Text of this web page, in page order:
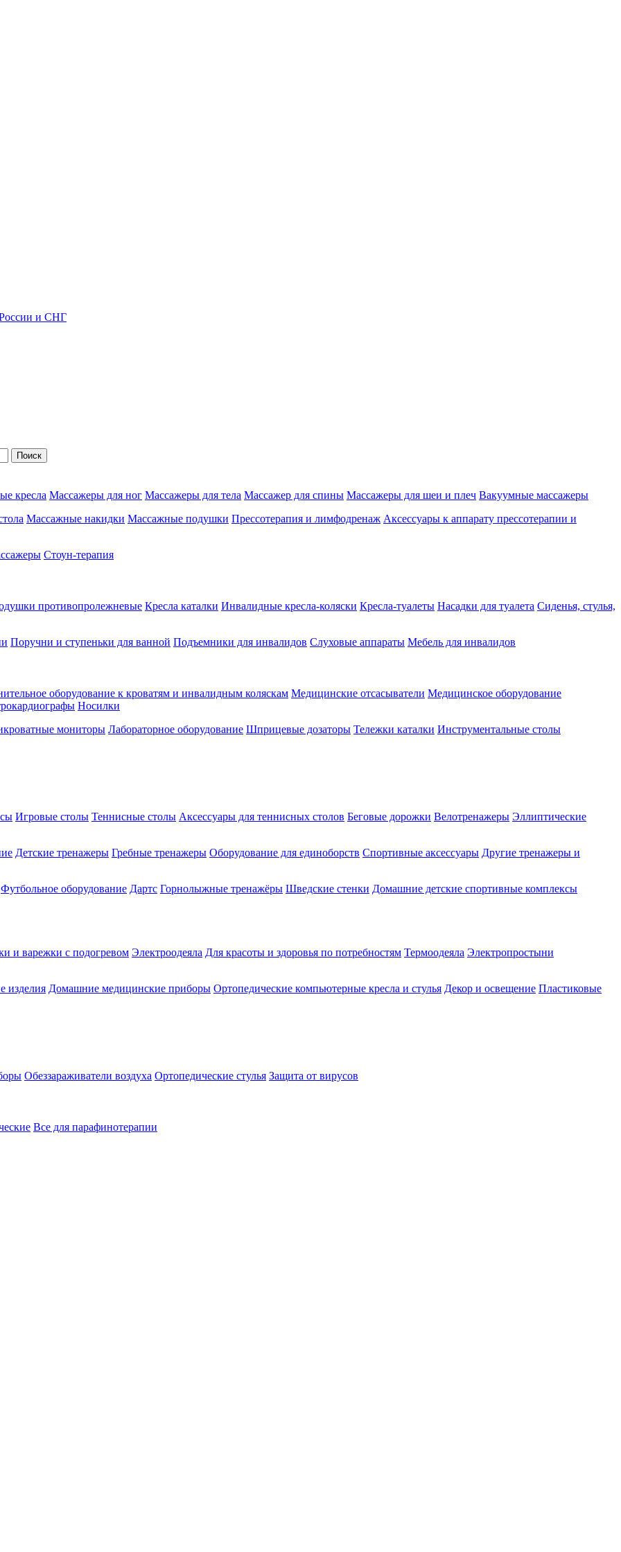
России и СНГ
кресла Массажеры для ног Массажеры для тела Массажер для спины Массажеры для шеи и плеч Вакуумные массажеры
Массажные накидки Массажные подушки Прессотерапия и лимфодренаж Аксессуары к аппарату прессотерапии и
Стоун-терапия
противопролежневые Кресла каталки Инвалидные кресла-коляски Кресла-туалеты Насадки для туалета Сиденья, стулья,
Поручни и ступеньки для ванной Подъемники для инвалидов Слуховые аппараты Мебель для инвалидов
оборудование к кроватям и инвалидным коляскам Медицинские отсасыватели Медицинское оборудование
Носилки
мониторы Лабораторное оборудование Шприцевые дозаторы Тележки каталки Инструментальные столы
Игровые столы Теннисные столы Аксессуары для теннисных столов Беговые дорожки Велотренажеры Эллиптические
Детские тренажеры Гребные тренажеры Оборудование для единоборств Спортивные аксессуары Другие тренажеры и
Футбольное оборудование Дартс Горнолыжные тренажёры Шведские стенки Домашние детские спортивные комплексы
и варежки с подогревом Электроодеяла Для красоты и здоровья по потребностям Термоодеяла Электропростыни
изделия Домашние медицинские приборы Ортопедические компьютерные кресла и стулья Декор и освещение Пластиковые
Обеззараживатели воздуха Ортопедические стулья Защита от вирусов
Все для парафинотерапии
Поиск